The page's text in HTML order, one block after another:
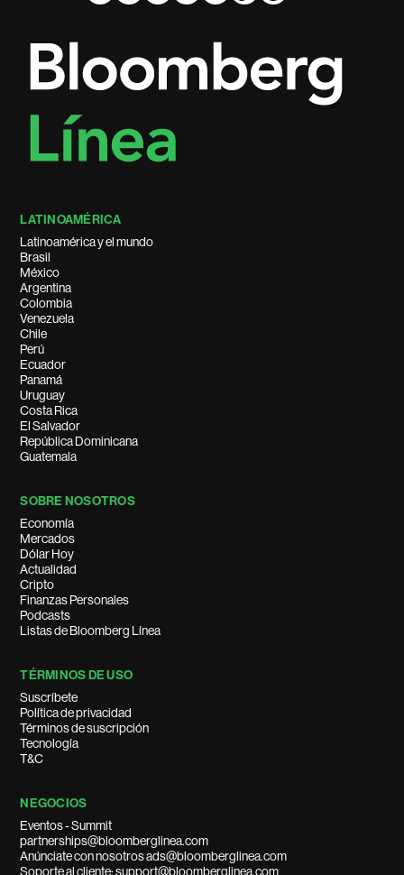
LATINOAMÉRICA
Latinoamérica y el mundo
Brasil
México
Argentina
Colombia
Venezuela
Chile
Perú
Ecuador
Panamá
Uruguay
Costa Rica
El Salvador
República Dominicana
Guatemala
SOBRE NOSOTROS
Economía
Mercados
Dólar Hoy
Actualidad
Cripto
Finanzas Personales
Podcasts
Listas de Bloomberg Línea
TÉRMINOS DE USO
Suscríbete
Política de privacidad
Términos de suscripción
Tecnología
T&C
NEGOCIOS
Eventos - Summit
partnerships@bloomberglinea.com
Anúnciate con nosotros ads@bloomberglinea.com
Soporte al cliente: support@bloomberglinea.com